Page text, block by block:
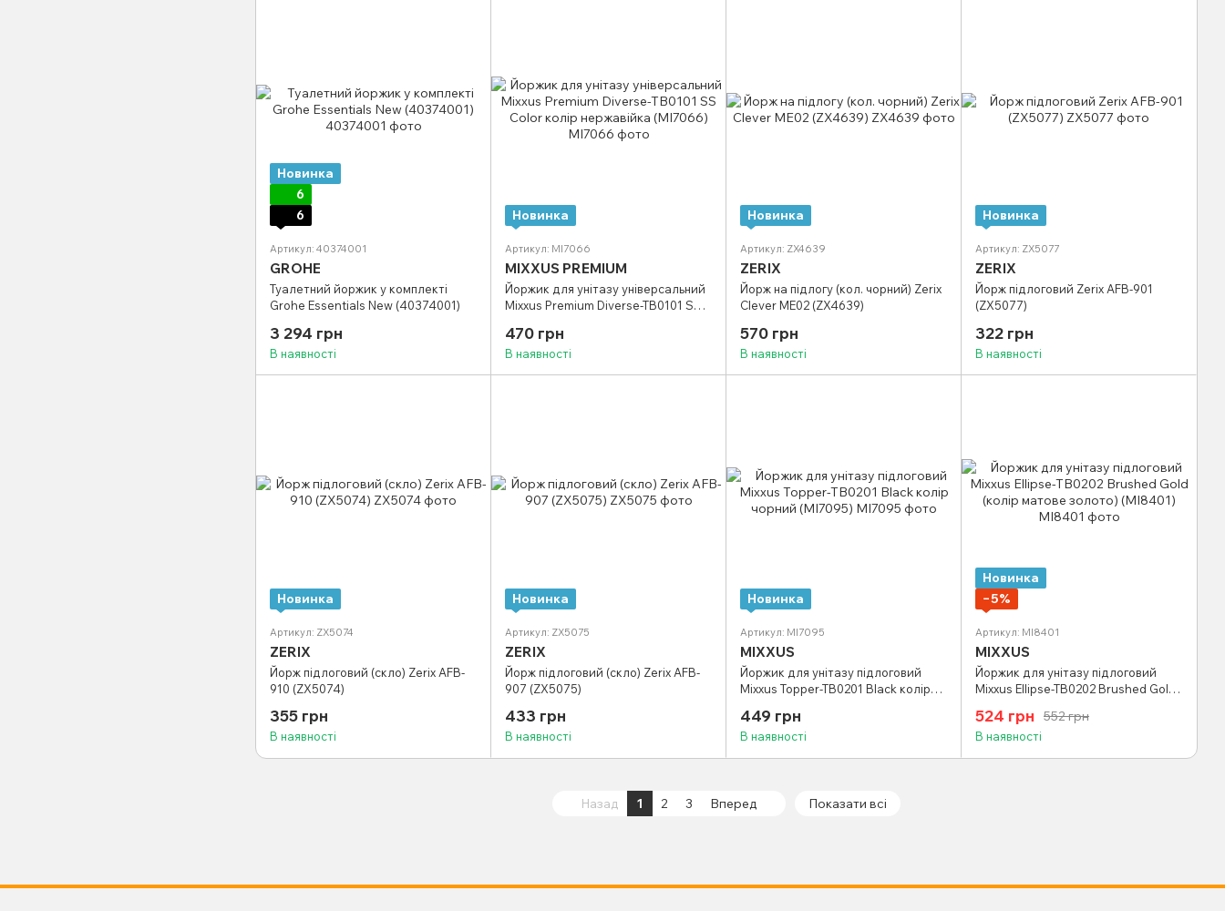
Новинка
6
6
Артикул: 40374001
GROHE
Туалетний йоржик у комплекті
Grohe Essentials New (40374001)
3 294 грн
В наявності
Новинка
Артикул: MI7066
MIXXUS PREMIUM
Йоржик для унітазу універсальний
Mixxus Premium Diverse-TB0101 SS
470 грн
В наявності
Новинка
Артикул: ZX4639
ZERIX
Йорж на підлогу (кол. чорний) Zerix
Clever ME02 (ZX4639)
570 грн
В наявності
Новинка
Артикул: ZX5077
ZERIX
Йорж підлоговий Zerix AFB-901
(ZX5077)
322 грн
В наявності
Новинка
Артикул: ZX5074
ZERIX
Йорж підлоговий (скло) Zerix AFB-
910 (ZX5074)
355 грн
В наявності
Новинка
Артикул: ZX5075
ZERIX
Йорж підлоговий (скло) Zerix AFB-
907 (ZX5075)
433 грн
В наявності
Новинка
Артикул: MI7095
MIXXUS
Йоржик для унітазу підлоговий
Mixxus Topper-TB0201 Black колір
449 грн
В наявності
Новинка
−5%
Артикул: MI8401
MIXXUS
Йоржик для унітазу підлоговий
Mixxus Ellipse-TB0202 Brushed Gold
552 грн
524 грн
В наявності
Назад 1 2 3 Вперед Показати всі